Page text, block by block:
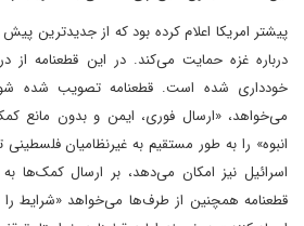
پیشتر امریکا اعلام کرده بود که از جدیدترین
درباره غزه حمایت می‌کند. در این قطعنامه
خودداری شده است. قطعنامه تصویب شده
می‌خواهد، «ارسال فوری، ایمن و بدون مانع
انبوه» را به طور مستقیم به غیرنظامیان
اسرائیل نیز امکان می‌دهد، بر ارسال کمک‌ها
قطعنامه همچنین از طرف‌ها می‌خواهد «شرایط